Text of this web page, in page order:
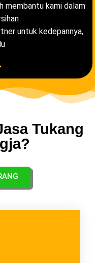
membantu kami dalam
untuk kedepannya,
Tukang